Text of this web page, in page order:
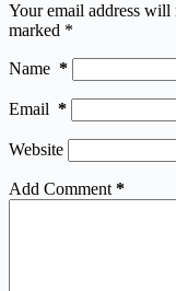
Your email address will
marked *
Name *
Email *
Website
Add Comment *